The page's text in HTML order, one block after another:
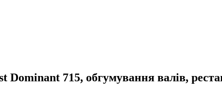
715, обгумування валів,